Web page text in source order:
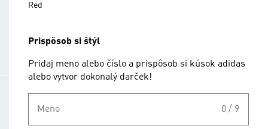
Red
Prispôsob si štýl
Pridaj meno alebo číslo a prispôsob si kúsok adidas
alebo vytvor dokonalý darček!
Meno 0 / 9